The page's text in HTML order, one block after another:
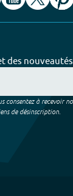
des
consentez à
de désinscription.